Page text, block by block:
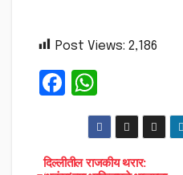
Post Views: 2,186
F
e
a
ts
दिल्लीतील राजकीय थरार: